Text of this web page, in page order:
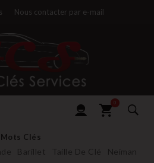
Nous contacter par e-mail
0
Mots Clés
Barillet Taille De Clé
Neiman